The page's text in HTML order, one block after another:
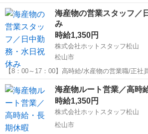
10:00~17:00/10:00~16:00/10:00~15:00/09:30~14:00 [勤務地・
駅]： 愛媛県今治市 ※勤務エリア選択可 ワール
愛媛 今治市 営業
海産物の営業スタッフ／
み
時給1,350円
株式会社ホットスタッフ松山
松山市
【8：00～17：00】高時給/水産物の営業職/正社
長期休暇あり/未経験歓迎 【仕事内容】
———————————————————— ◆◆
◆◆ ———————————————————...
愛媛 松山市 営業
海産物ルート営業／高時
時給1,350円
株式会社ホットスタッフ松山
松山市